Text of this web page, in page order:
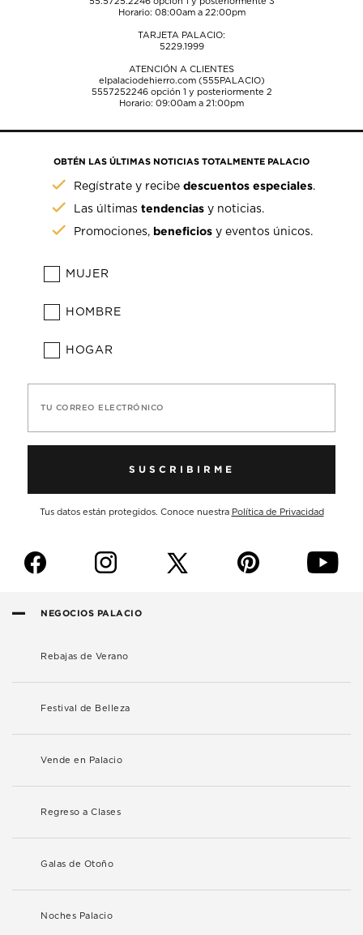
Horario: 08:00am a 22:00pm
TARJETA PALACIO:
5229.1999
ATENCIÓN A CLIENTES
elpalaciodehierro.com (555PALACIO)
5557252246opción 1 y posteriormente 2
Horario: 09:00am a 21:00pm
OBTÉN LAS ÚLTIMAS NOTICIAS TOTALMENTE PALACIO
Regístrate y recibedescuentos especiales.
Las últimastendencias y noticias.
Promociones, beneficios y eventos únicos.
MUJER
HOMBRE
HOGAR
TU CORREO ELECTRÓNICO
SUSCRIBIRME
Tus datos están protegidos. Conoce nuestra Política de Privacidad
f i p y
NEGOCIOS PALACIO
Rebajas de Verano
Festival de Belleza
Vende en Palacio
Regreso a Clases
Galas de Otoño
Noches Palacio